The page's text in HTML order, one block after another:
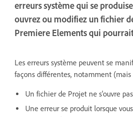
erreurs système qui se
ouvrez ou modifiez un fichier
Premiere Elements qui
Les erreurs système peuvent se
façons différentes, notamment
Un fichier de Projet ne s'ouvre
Une erreur se produit lorsque